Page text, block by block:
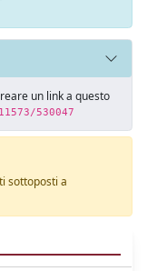
un link a questo
530047
sottoposti a